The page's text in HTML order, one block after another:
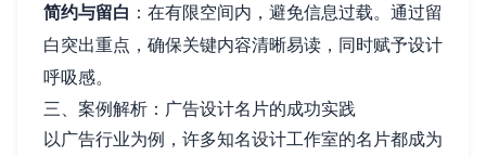
简约与留白 ：在有限空间内，避免信息过载。通过留
白突出重点，确保关键内容清晰易读，同时赋予设计
呼吸感。
三、案例解析：广告设计名片的成功实践
以广告行业为例，许多知名设计工作室的名片都成为